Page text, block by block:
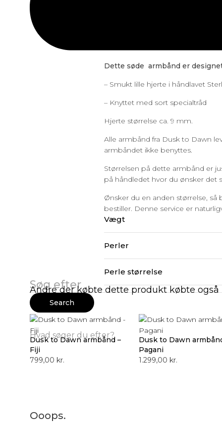
Search
for:
Search
Hvad søger du efter?
Ooops.
Dette søde armbånd er
– Smukt lille hjerte i håndlavet
– Knyttet med sort specialtråd
Hjerte størrelse ca. 9 mm.
Alle armbånd fra Dusk to Dawn
armbåndet ikke benyttes.
Størrelsen på dette armbånd er
på håndledet hvor du ønsker det
Ønsker du en anden størrelse,
bestiller. Denne service er
Vægt
Perler
Perle størrelse
Andre der købte dette produkt købte også
Dusk to Dawn armbånd –
Fiji
799,00 kr.
Dusk to Dawn
Pagani
1.299,00 kr.